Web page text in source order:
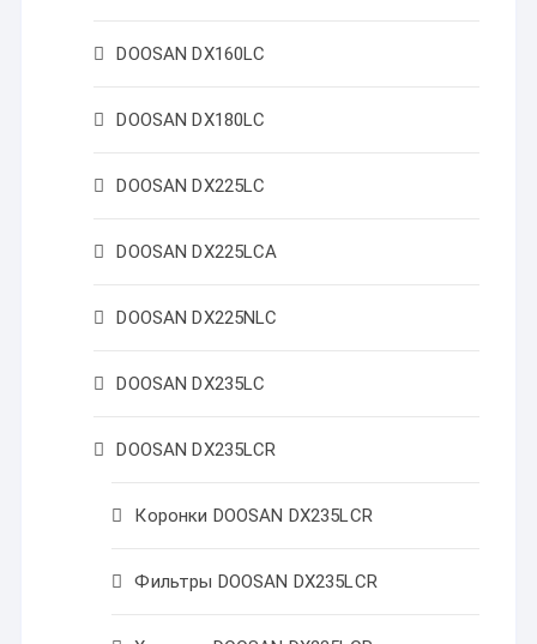
DOOSAN DX160LC
DOOSAN DX180LC
DOOSAN DX225LC
DOOSAN DX225LCA
DOOSAN DX225NLC
DOOSAN DX235LC
DOOSAN DX235LCR
Коронки DOOSAN DX235LCR
Фильтры DOOSAN DX235LCR